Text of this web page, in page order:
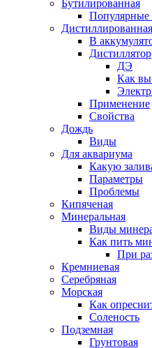
Бутилированная
Популярные
Дистиллированная
В
Дистиллятор
ДЭ
Как
Применение
Свойства
Дождь
Виды
Для аквариума
Какую
Параметры
Проблемы
Кипяченая
Минеральная
Виды
Как пить
При
Кремниевая
Серебряная
Морская
Как
Соленость
Подземная
Грунтовая